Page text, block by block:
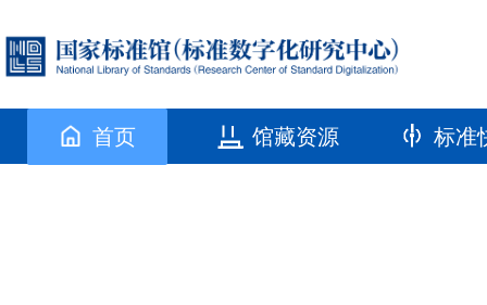
首页 馆藏资源 标准